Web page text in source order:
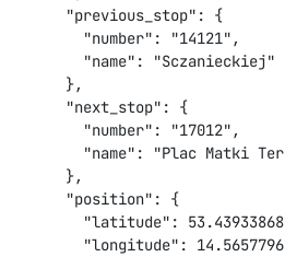
      "previous_stop": {
        "number": "14121",
        "name": "Sczanieckiej"
      },
      "next_stop": {
        "number": "17012",
"name": "Plac Matki
      },
      "position": {
"latitude":
"longitude":